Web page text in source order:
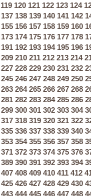
119 120 121 122 123 124
137 138 139 140 141 142
155 156 157 158 159 160
173 174 175 176 177 178
191 192 193 194 195 196
209 210 211 212 213 214
227 228 229 230 231 232
245 246 247 248 249 250
263 264 265 266 267 268
281 282 283 284 285 286
299 300 301 302 303 304
317 318 319 320 321 322
335 336 337 338 339 340
353 354 355 356 357 358
371 372 373 374 375 376
389 390 391 392 393 394
407 408 409 410 411 412
425 426 427 428 429 430
443 444 445 446 447 448